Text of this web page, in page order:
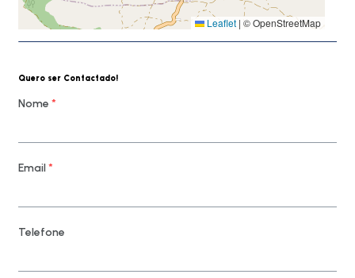
Leaflet | © OpenStreetMap
Quero ser Contactado!
Nome *
Email*
Telefone